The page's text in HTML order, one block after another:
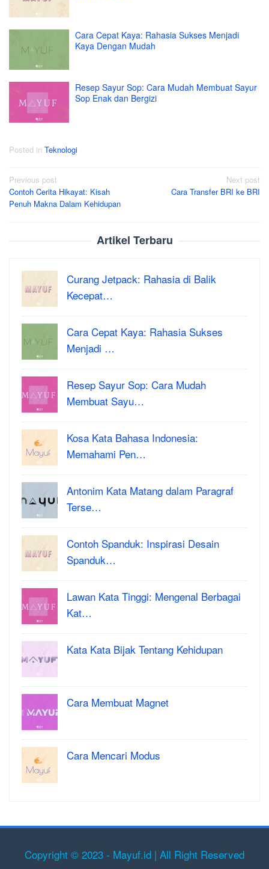
Cara Cepat Kaya: Rahasia Sukses Menjadi
Kaya Dengan Mudah
Resep Sayur Sop: Cara Mudah Membuat Sayur
Sop Enak dan Bergizi
Posted in Teknologi
Post
navigation
Previous post
Contoh Cerita Hikayat: Kisah
Penuh Makna Dalam Kehidupan
Next post
Cara Transfer BRI ke BRI
Artikel Terbaru
Curang Jetpack: Rahasia di Balik
Kecepat…
Cara Cepat Kaya: Rahasia Sukses
Menjadi …
Resep Sayur Sop: Cara Mudah
Membuat Sayu…
Kosa Kata Bahasa Indonesia:
Memahami Pen…
Antonim Kata Matang dalam Paragraf
Terse…
Contoh Spanduk: Inspirasi Desain
Spanduk…
Lawan Kata Tinggi: Mengenal Berbagai
Kat…
Kata Kata Bijak Tentang Kehidupan
Cara Membuat Magnet
Cara Mencari Modus
Copyright © 2023 - Mayuf.id | All Right Reserved